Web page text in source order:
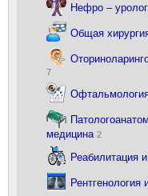
Нефро –
Общая
7
медицина 2
Реабилитация
Рентгенология